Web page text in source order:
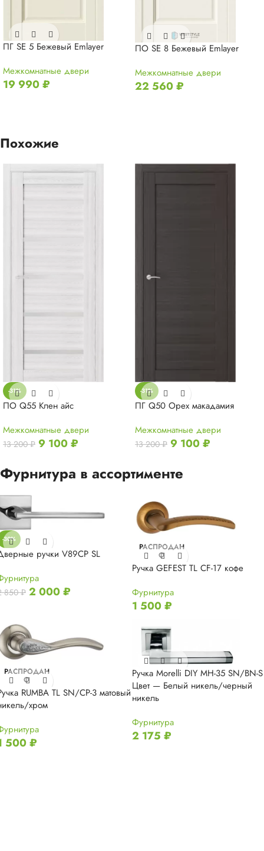
ПГ SE 5 Бежевый Emlayer
Межкомнатные двери
19 990₽
ПО SE 8 Бежевый Emlayer
Межкомнатные двери
22 560₽
Похожие
-31%
ПО Q55 Клен айс
Межкомнатные двери
13 200₽ 9 100₽
-31%
ПГ Q50 Орех макадамия
Межкомнатные двери
13 200₽ 9 100₽
Фурнитура в ассортименте
-30%
ручки V89CP SL
850₽ 2 000₽
РАСПРОДАН
О
Ручка GEFEST TL CF-17 кофе
Фурнитура
1 500₽
РАСПРОДАН
О
RUMBA TL SN/CP-3 матовый
хром
500₽
Ручка Morelli DIY MH-35 SN/BN-S
Цвет — Белый никель/черный
никель
Фурнитура
2 175 ₽